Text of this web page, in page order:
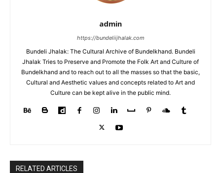
admin
https://bundeliijhalak.com
Bundeli Jhalak: The Cultural Archive of Bundelkhand. Bundeli
Jhalak Tries to Preserve and Promote the Folk Art and Culture of
Bundelkhand and to reach out to all the masses so that the basic,
Cultural and Aesthetic values and concepts related to Art and
Culture can be kept alive in the public mind.
RELATED ARTICLES